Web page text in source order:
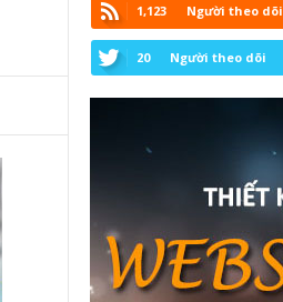
1,123 Người theo dõi
20 Người theo dõi